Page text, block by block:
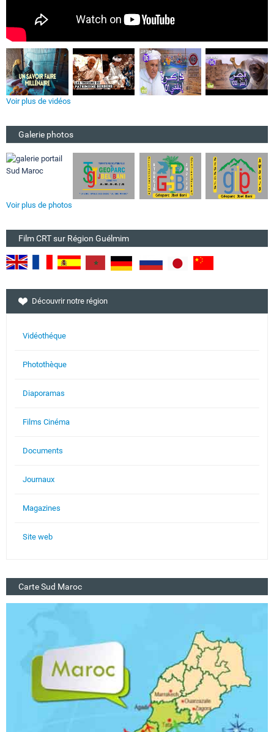
Voir plus de vidéos
Galerie photos
Voir plus de photos
Film CRT sur Région Guélmim
Découvrir notre région
Vidéothéque
Photothèque
Diaporamas
Films Cinéma
Documents
Journaux
Magazines
Site web
Carte Sud Maroc